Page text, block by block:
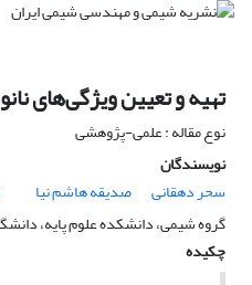
تهیه و تعیین ویژگی‌های
نوع مقاله : علمی-پژوهشی
نویسندگان
سحر دهقانی
صدیقه هاشم نیا
گروه شیمی، دانشکده علوم پایه،
چکیده